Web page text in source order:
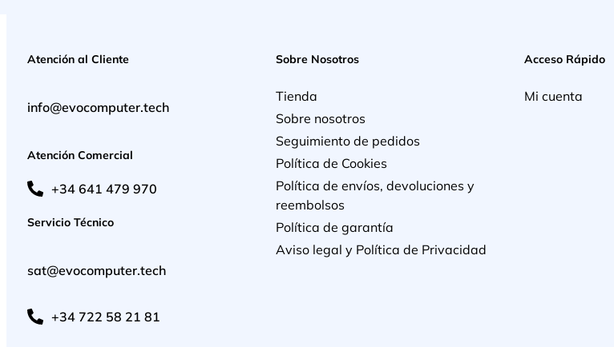
Atención al Cliente
info@evocomputer.tech
Atención Comercial
+34 641 479 970
Servicio Técnico
sat@evocomputer.tech
+34 722 58 21 81
Sobre Nosotros
Tienda
Sobre nosotros
Seguimiento de pedidos
Política de Cookies
Política de envíos, devoluciones y
reembolsos
Política de garantía
Aviso legal y Política de Privacidad
Acceso Rápido
Mi cuenta